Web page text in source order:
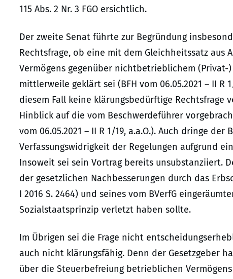
115 Abs. 2 Nr. 3 FGO ersichtlich.
Der zweite Senat führte zur Begründung
Rechtsfrage, ob eine mit dem Gleichheitssatz aus
Vermögens gegenüber nichtbetrieblichem (Privat-
mittlerweile geklärt sei (BFH vom 06.05.2021 – II R
diesem Fall keine klärungsbedürftige Rechtsfrage
Hinblick auf die vom Beschwerdeführer
vom 06.05.2021 – II R 1/19, a.a.O.). Auch dringe
Verfassungswidrigkeit der Regelungen aufgrund
Insoweit sei sein Vortrag bereits unsubstanziiert.
der gesetzlichen Nachbesserungen durch das
I 2016 S. 2464) und seines vom BVerfG
Sozialstaatsprinzip verletzt haben sollte.
Im Übrigen sei die Frage nicht
auch nicht klärungsfähig. Denn der Gesetzgeber
über die Steuerbefreiung betrieblichen